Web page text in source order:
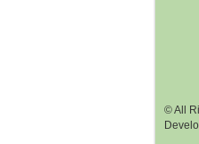
© All